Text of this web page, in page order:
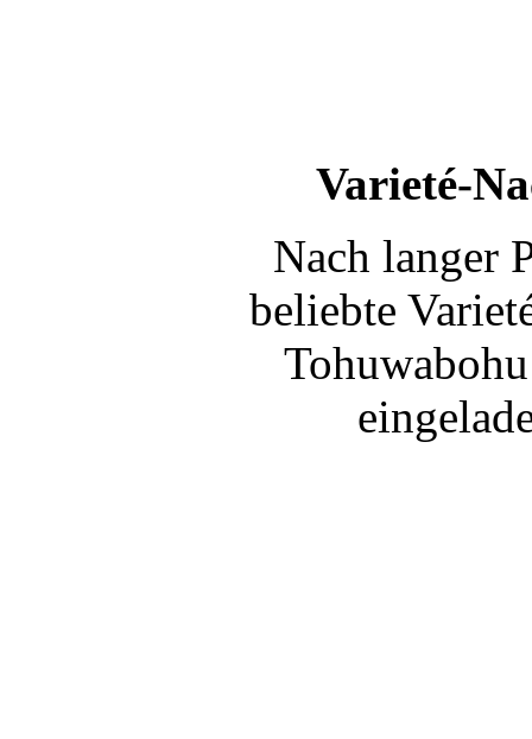
Varieté-
Nach langer
beliebte